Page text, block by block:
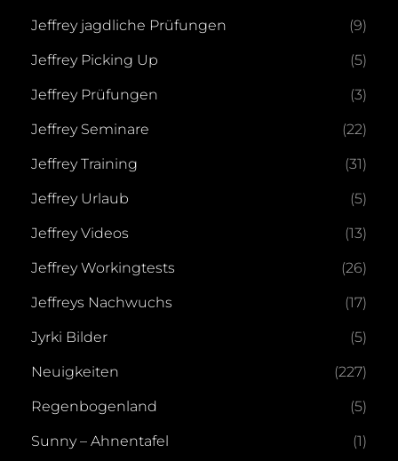
Jeffrey jagdliche Prüfungen (9)
Jeffrey Picking Up (5)
Jeffrey Prüfungen (3)
Jeffrey Seminare (22)
Jeffrey Training (31)
Jeffrey Urlaub (5)
Jeffrey Videos (13)
Jeffrey Workingtests (26)
Jeffreys Nachwuchs (17)
Jyrki Bilder (5)
Neuigkeiten (227)
Regenbogenland (5)
Sunny – Ahnentafel (1)